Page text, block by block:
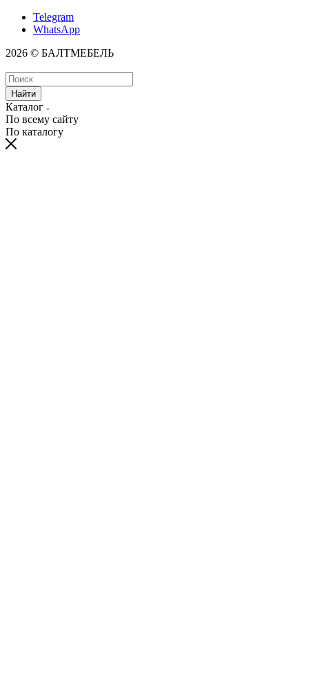
Telegram
WhatsApp
2026 © БАЛТМЕБЕЛЬ
Найти
Каталог
По всему сайту
По каталогу